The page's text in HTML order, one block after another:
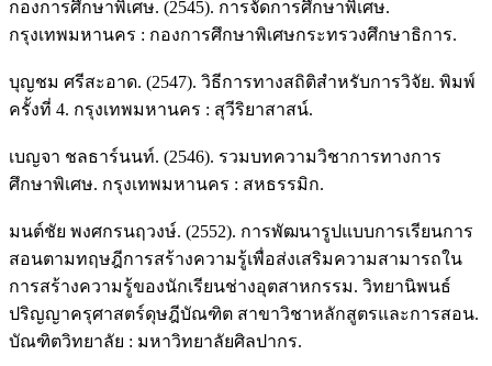
กองการศึกษาพิเศษ. (2545). การจัดการศึกษาพิเศษ.
กรุงเทพมหานคร : กองการศึกษาพิเศษกระทรวงศึกษาธิการ.
บุญชม ศรีสะอาด. (2547). วิธีการทางสถิติสำหรับการวิจัย. พิมพ์
ครั้งที่ 4. กรุงเทพมหานคร : สุวีริยาสาสน์.
เบญจา ชลธาร์นนท์. (2546). รวมบทความวิชาการทางการ
ศึกษาพิเศษ. กรุงเทพมหานคร : สหธรรมิก.
มนต์ชัย พงศกรนฤวงษ์. (2552). การพัฒนารูปแบบการเรียนการ
สอนตามทฤษฎีการสร้างความรู้เพื่อส่งเสริมความสามารถใน
การสร้างความรู้ของนักเรียนช่างอุตสาหกรรม. วิทยานิพนธ์
ปริญญาครุศาสตร์ดุษฎีบัณฑิต สาขาวิชาหลักสูตรและการสอน.
บัณฑิตวิทยาลัย : มหาวิทยาลัยศิลปากร.